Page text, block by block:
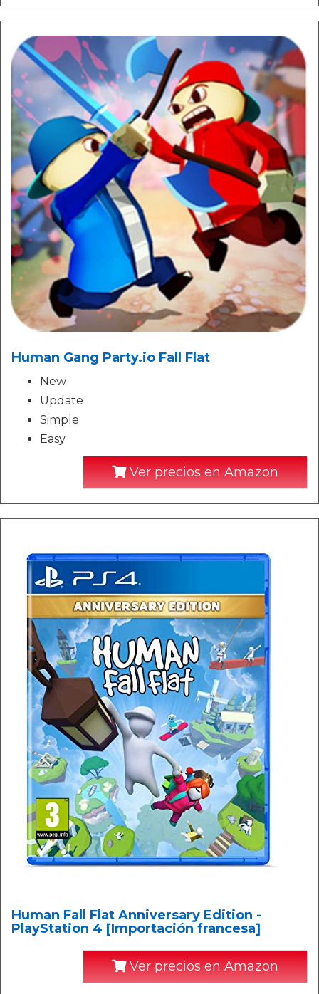
Human Gang Party.io Fall Flat
New
Update
Simple
Easy
Ver precios en Amazon
Human Fall Flat Anniversary Edition -
PlayStation 4 [Importación francesa]
Ver precios en Amazon